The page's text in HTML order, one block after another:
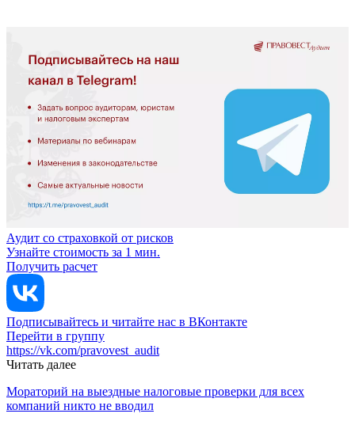
Аудит со страховкой от рисков
Узнайте стоимость за 1 мин.
Получить расчет
Подписывайтесь и читайте нас в ВКонтакте
Перейти в группу
https://vk.com/pravovest_audit
Читать далее
Мораторий на выездные налоговые проверки для всех
компаний никто не вводил